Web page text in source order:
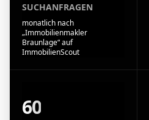
SUCHANFRAGEN
monatlich nach
„Immobilienmakler
Braunlage“ auf
ImmobilienScout
60